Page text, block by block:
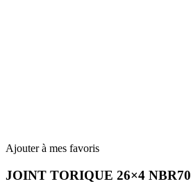
Ajouter à mes favoris
JOINT TORIQUE 26×4 NBR70